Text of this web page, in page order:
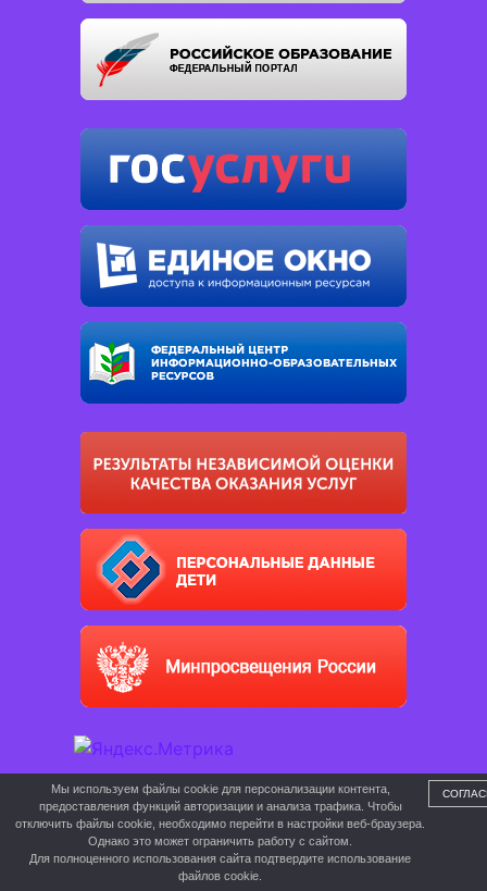
Мы используем файлы cookie для персонализации контента,
предоставления функций авторизации и анализа трафика. Чтобы
отключить файлы cookie, необходимо перейти в настройки веб-браузера.
Однако это может ограничить работу с сайтом.
Для полноценного использования сайта подтвердите использование
файлов cookie.